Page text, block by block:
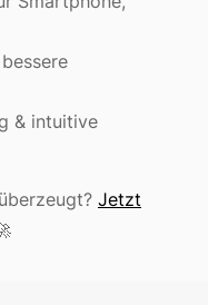
& intuitive
Jetzt